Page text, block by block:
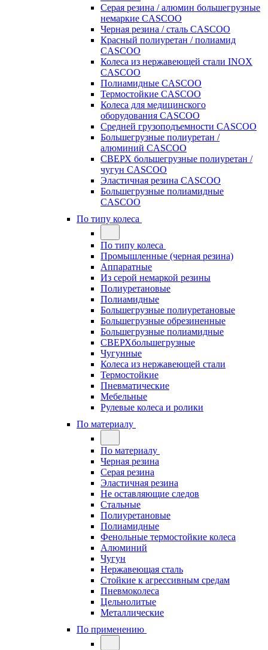
Серая резина / алюмин большегрузные
немаркие CASCOO
Черная резина / сталь CASCOO
Красный полиуретан / полиамид
CASCOO
Колеса из нержавеющей стали INOX
CASCOO
Полиамидные CASCOO
Термостойкие CASCOO
Колеса для медицинского
оборудования CASCOO
Средней грузоподъемности CASCOO
Большегрузные полиуретан /
алюминий CASCOO
СВЕРХ большегрузные полиуретан /
чугун CASCOO
Эластичная резина CASCOO
Большегрузные полиамидные
CASCOO
По типу колеса
По типу колеса
Промышленные (черная резина)
Аппаратные
Из серой немаркой резины
Полиуретановые
Полиамидные
Большегрузные полиуретановые
Большегрузные обрезиненные
Большегрузные полиамидные
СВЕРХбольшегрузные
Чугунные
Колеса из нержавеющей стали
Термостойкие
Пневматические
Мебельные
Рулевые колеса и ролики
По материалу
По материалу
Черная резина
Серая резина
Эластичная резина
Не оставляющие следов
Стальные
Полиуретановые
Полиамидные
Фенольные термостойкие колеса
Алюминий
Чугун
Нержавеющая сталь
Стойкие к агрессивным средам
Пневмоколеса
Цельнолитые
Металлические
По применению